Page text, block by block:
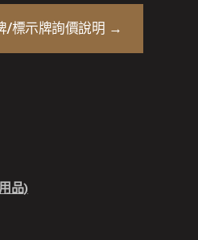
/標示牌詢價說明 →
品)